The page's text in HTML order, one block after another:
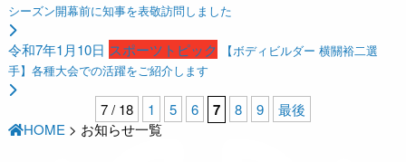
シーズン開幕前に知事を表敬訪問しました
令和7年1月10日 スポーツトピック
【ボディビルダー 横關裕二選
手】各種大会での活躍をご紹介します
7 / 18 1 5 6 7 8 9
最後
HOME > お知らせ一覧